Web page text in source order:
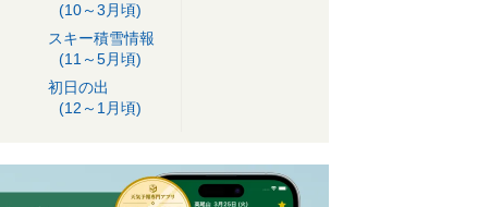
(10～3月頃)
スキー積雪情報
(11～5月頃)
初日の出
(12～1月頃)